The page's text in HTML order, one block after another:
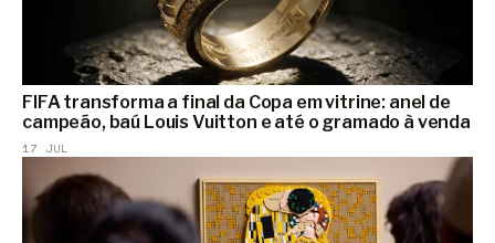
FIFA transforma a final da Copa em vitrine: anel de
campeão, baú Louis Vuitton e até o gramado à venda
17 JUL